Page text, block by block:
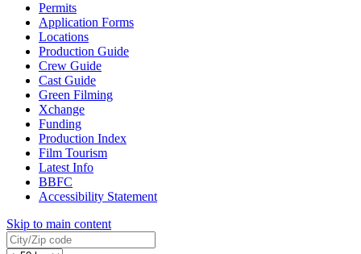
Permits
Application Forms
Locations
Production Guide
Crew Guide
Cast Guide
Green Filming
Xchange
Funding
Production Index
Film Tourism
Latest Info
BBFC
Accessibility Statement
Skip to main content